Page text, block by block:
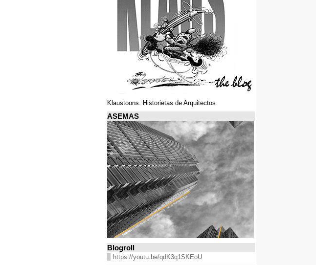
Klaustoons. Historietas de Arquitectos
ASEMAS
Blogroll
https://youtu.be/qdK3q1SKEoU